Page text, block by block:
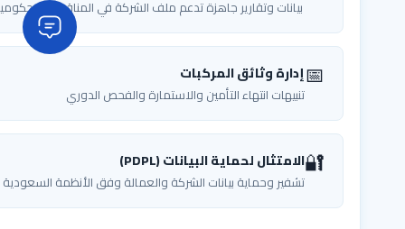
بيانات وتقارير جاهزة تدعم ملف الشركة في المناقصات
📅إدارة وثائق المركبات
تنبيهات انتهاء التأمين والاستمارة والفحص الدوري
🔐الامتثال لحماية البيانات (PDPL)
تشفير وحماية بيانات الشركة والعمالة وفق الأنظمة السعودية